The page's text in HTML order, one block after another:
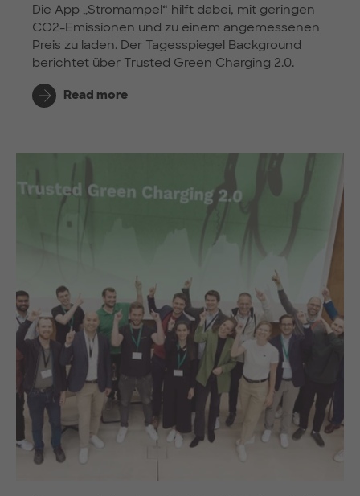
Die App „Stromampel“ hilft dabei, mit geringen
CO2-Emissionen und zu einem angemessenen
Preis zu laden. Der Tagesspiegel Background
berichtet über Trusted Green Charging 2.0.
Read more